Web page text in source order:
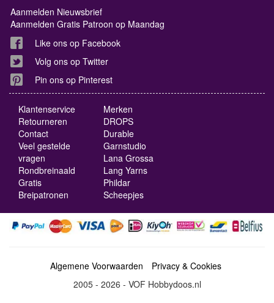
Aanmelden Nieuwsbrief
Aanmelden Gratis Patroon op Maandag
Like ons op Facebook
Volg ons op Twitter
Pin ons op Pinterest
Klantenservice
Retourneren
Contact
Veel gestelde
vragen
Rondbreinaald
Gratis
Breipatronen
Merken
DROPS
Durable
Garnstudio
Lana Grossa
Lang Yarns
Phildar
Scheepjes
Algemene Voorwaarden
Privacy & Cookies
2005 - 2026 - VOF Hobbydoos.nl